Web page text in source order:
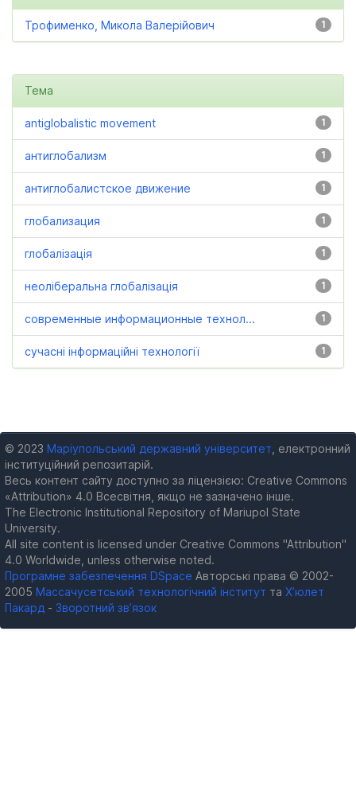
1
Трофименко, Микола Валерійович
Тема
1
antiglobalistic movement
1
антиглобализм
1
антиглобалистское движение
1
глобализация
1
глобалізація
1
неоліберальна глобалізація
1
современные информационные технол...
1
сучасні інформаційні технології
© 2023 Маріупольський державний університет , електронний
інституційний репозитарій.
Весь контент сайту доступно за ліцензією: Creative Commons
«Attribution» 4.0 Всесвітня, якщо не зазначено інше.
The Electronic Institutional Repository of Mariupol State
University.
All site content is licensed under Creative Commons "Attribution"
4.0 Worldwide, unless otherwise noted.
Програмне забезпечення DSpace Авторські права © 2002-
2005 Массачусетський технологічний інститут та Х’юлет
Пакард - Зворотний зв’язок